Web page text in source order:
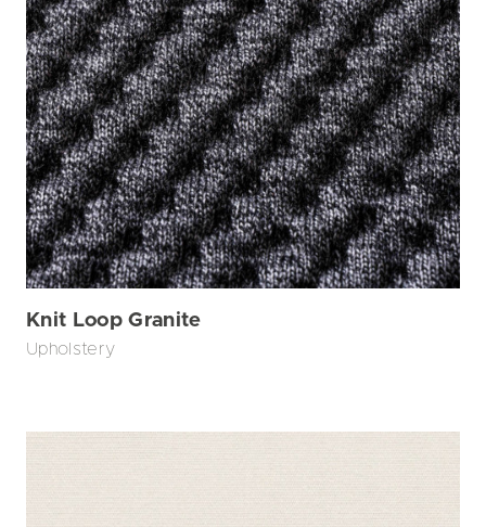
Knit Loop Granite
Upholstery